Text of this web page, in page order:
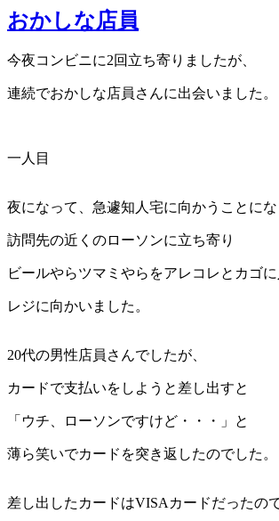
おかしな店員
今夜コンビニに2回立ち寄りましたが、
連続でおかしな店員さんに出会いました。
一人目
夜になって、急遽知人宅に向かうことにな
訪問先の近くのローソンに立ち寄り
ビールやらツマミやらをアレコレとカゴ
レジに向かいました。
20代の男性店員さんでしたが、
カードで支払いをしようと差し出すと
「ウチ、ローソンですけど・・・」と
薄ら笑いでカードを突き返したのでした。
差し出したカードはVISAカードだったの